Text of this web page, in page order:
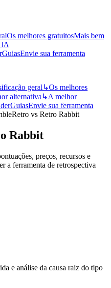
Os melhores gratuitosMais bem
IA
GuiasEnvie sua ferramenta
geral ↳Os melhores
alternativa ↳A melhor
GuiasEnvie sua ferramenta
vs Retro Rabbit
Rabbit
preços, recursos e
a ferramenta de retrospectiva
e análise da causa raiz do tipo